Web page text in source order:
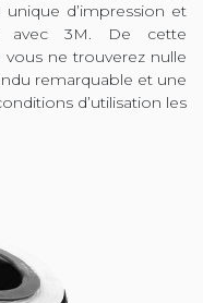
d’impression et
avec 3M. De cette
ne trouverez nulle
remarquable et une
d’utilisation les